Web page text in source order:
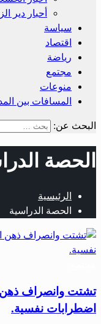
أحبار دير
سياسة
اقتصاد
رياضة
مجتمع
منوعات
المسافات بين
البحث عن:
الحصة
الرئيسية
الحصة الدراسية
تشتت وانصراف
اضطرابات نفسية.